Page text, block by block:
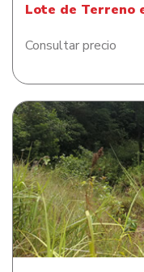
Lote de Terreno
Consultar precio
Lote de terreno